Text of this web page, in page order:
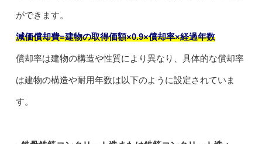
ができます。
減価償却費=建物の取得価額×0.9×償却率×経過年数
償却率は建物の構造や性質により異なり、具体的な償却率
は建物の構造や耐用年数は以下のように設定されていま
す。